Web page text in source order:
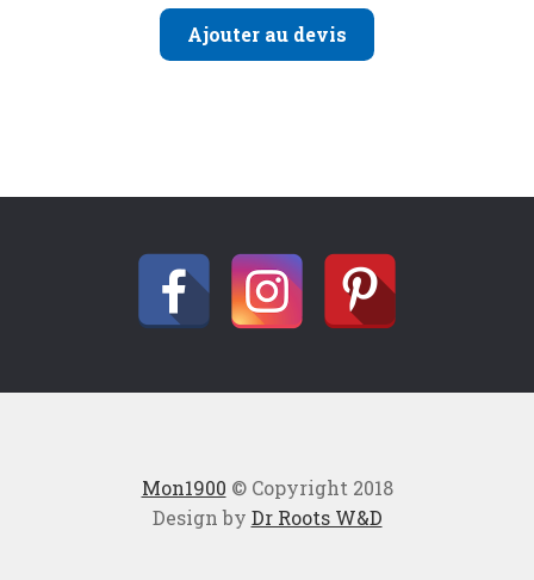
Ajouter au devis
Mon1900 © Copyright 2018
Design by Dr Roots W&D